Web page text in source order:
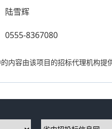
陆雪辉
0555-8367080
内容由该项目的招标代理机构